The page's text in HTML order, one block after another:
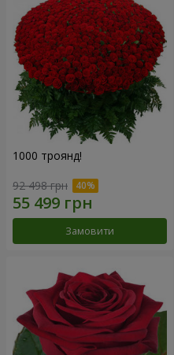
1000 троянд!
92 498 грн
Замовити